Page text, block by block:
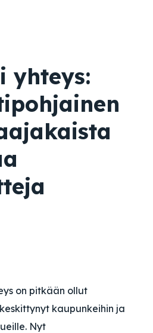
yhteys:
on pitkään ollut
kaupunkeihin ja
Nyt